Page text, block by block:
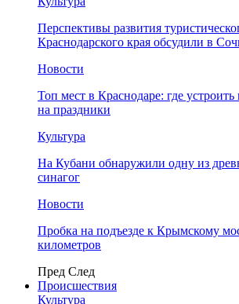
Перспективы развития
Краснодарского края обсудили в
Новости
Топ мест в Краснодаре: где
на праздники
Культура
На Кубани обнаружили одну из
синагог
Новости
Пробка на подъезде к Крымскому
километров
Пред След
Происшествия
Культура